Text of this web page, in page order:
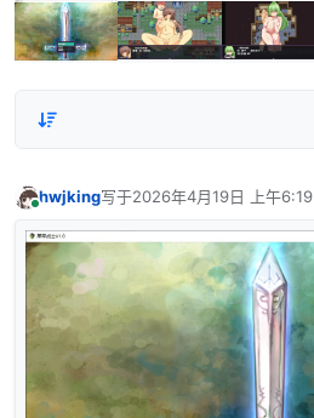
hwjking写于2026年4月19日 上午6:19
最后由 编辑